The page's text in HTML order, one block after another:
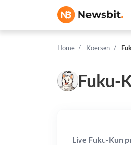
Home Koersen
Fuku-
Live Fuku-Kun